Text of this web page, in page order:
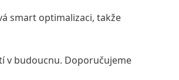
smart optimalizaci, takže
v budoucnu. Doporučujeme